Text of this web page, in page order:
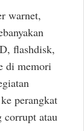
warnet,
flashdisk,
di memori
perangkat
corrupt atau